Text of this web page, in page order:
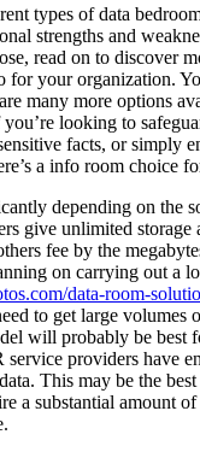
types of data
strengths and
read on to discover
your organization.
many more options
looking to
facts, or simply
a info room choice
depending on the
give unlimited storage
fee by the
on carrying out a
data-room-
to get large volumes
will probably be best
providers have
This may be the
a substantial amount